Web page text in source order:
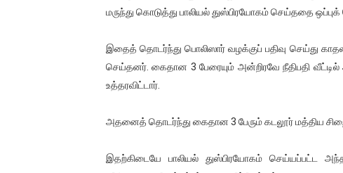
மருந்து கொடுத்து பாலியல் துஸ்பிரயோகம் செய்ததை
இதைத் தொடர்ந்து பொலிஸார் வழக்குப் பதிவு செய்து
செய்தனர். கைதான 3 பேரையும் அன்றிரவே நீதிபதி
உத்தரவிட்டார்.
அதனைத் தொடர்ந்து கைதான 3 பேரும் கடலூர் மத்திய
இதற்கிடையே பாலியல் துஸ்பிரயோகம் செய்யப்பட்ட